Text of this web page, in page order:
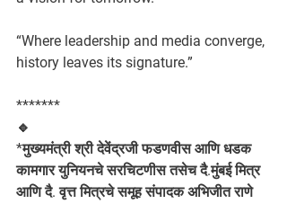
“Where leadership and media converge,
history leaves its signature.”
*******
🔹
*मुख्यमंत्री श्री देवेंद्रजी फडणवीस आणि धडक
कामगार युनियनचे सरचिटणीस तसेच दै.मुंबई मित्र
आणि दै. वृत्त मित्रचे समूह संपादक अभिजीत राणे